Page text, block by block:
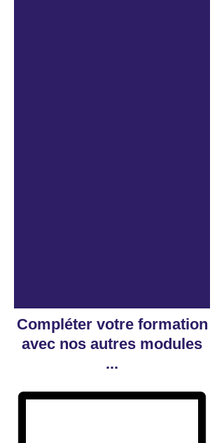
Compléter votre formation
avec nos autres modules
...